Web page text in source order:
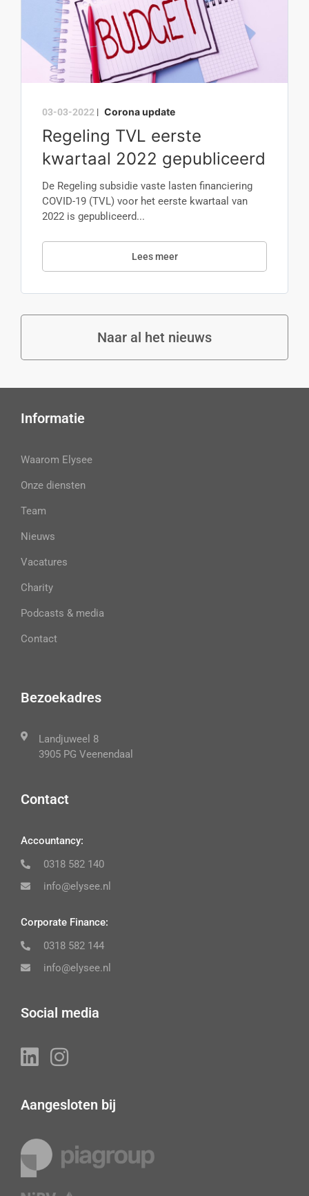
03-03-2022 | Corona update
Regeling TVL eerste
kwartaal 2022 gepubliceerd
De Regeling subsidie vaste lasten financiering
COVID-19 (TVL) voor het eerste kwartaal van
2022 is gepubliceerd...
Lees meer
Naar al het nieuws
Informatie
Waarom Elysee
Onze diensten
Team
Nieuws
Vacatures
Charity
Podcasts & media
Contact
Bezoekadres
Landjuweel 8
3905 PG Veenendaal
Contact
Accountancy:
0318 582 140
info@elysee.nl
Corporate Finance:
0318 582 144
info@elysee.nl
Social media
Aangesloten bij